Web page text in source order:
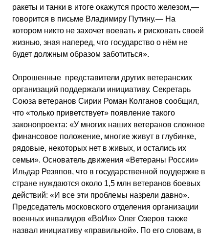
ракеты и танки в итоге окажутся просто железом,—
говорится в письме Владимиру Путину.— На
котором никто не захочет воевать и рисковать своей
жизнью, зная наперед, что государство о нём не
будет должным образом заботиться».
Опрошенные представители других ветеранских
организаций поддержали инициативу. Секретарь
Союза ветеранов Сирии Роман Колганов сообщил,
что «только приветствует» появление такого
законопроекта: «У многих наших ветеранов сложное
финансовое положение, многие живут в глубинке,
рядовые, некоторых нет в живых, и остались их
семьи». Основатель движения «Ветераны России»
Ильдар Резяпов, что в государственной поддержке в
стране нуждаются около 1,5 млн ветеранов боевых
действий: «И все эти проблемы назрели давно».
Председатель московского отделения организации
военных инвалидов «ВоИн» Олег Озеров также
назвал инициативу «правильной». По его словам, в